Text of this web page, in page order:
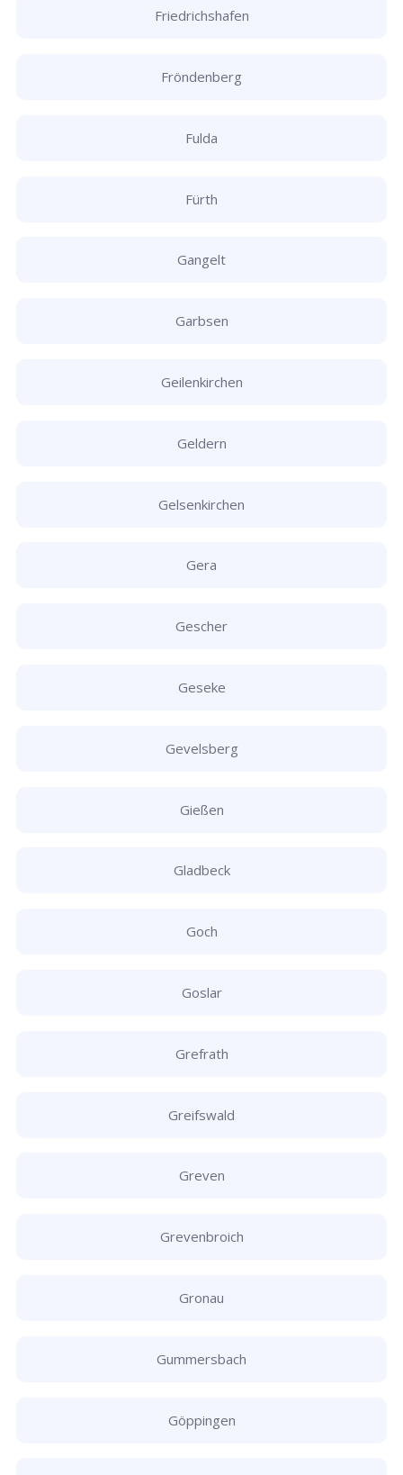
Friedrichshafen
Fröndenberg
Fulda
Fürth
Gangelt
Garbsen
Geilenkirchen
Geldern
Gelsenkirchen
Gera
Gescher
Geseke
Gevelsberg
Gießen
Gladbeck
Goch
Goslar
Grefrath
Greifswald
Greven
Grevenbroich
Gronau
Gummersbach
Göppingen